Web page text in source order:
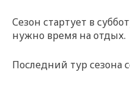
Сезон стартует в
нужно время на отдых.
Последний тур сезона